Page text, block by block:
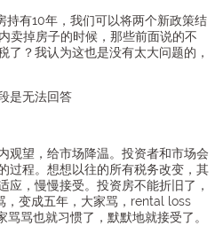
有10年，我们可以将两个新政策结
卖掉房子的时候，那些前面说的不
了？我认为这也是没有太大问题的，
是无法回答
观望，给市场降温。投资者和市场会
过程。想想以往的所有税务改变，其
应，慢慢接受。投资房不能折旧了，
变成五年，大家骂，rental loss
骂也就习惯了，默默地就接受了。